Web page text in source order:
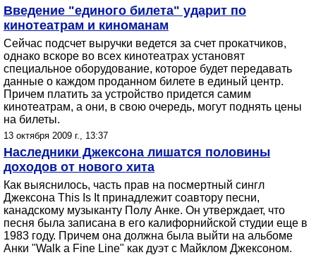
Введение "единого билета" ударит по
кинотеатрам и киноманам
Сейчас подсчет выручки ведется за счет прокатчиков,
однако вскоре во всех кинотеатрах установят
специальное оборудование, которое будет передавать
данные о каждом проданном билете в единый центр.
Причем платить за устройство придется самим
кинотеатрам, а они, в свою очередь, могут поднять цены
на билеты.
13 октября 2009 г., 13:37
Наследники Джексона лишатся половины
доходов от нового хита
Как выяснилось, часть прав на посмертный сингл
Джексона This Is It принадлежит соавтору песни,
канадскому музыканту Полу Анке. Он утверждает, что
песня была записана в его калифорнийской студии еще в
1983 году. Причем она должна была выйти на альбоме
Анки "Walk a Fine Line" как дуэт с Майклом Джексоном.